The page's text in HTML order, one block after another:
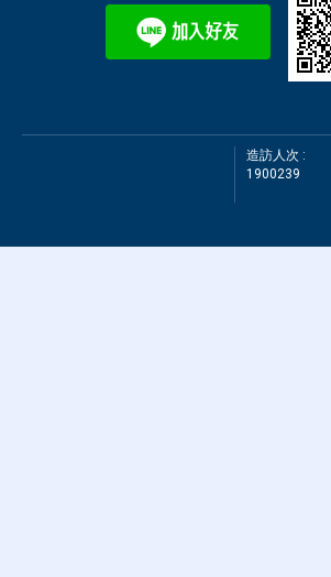
造訪人次 :
1900239